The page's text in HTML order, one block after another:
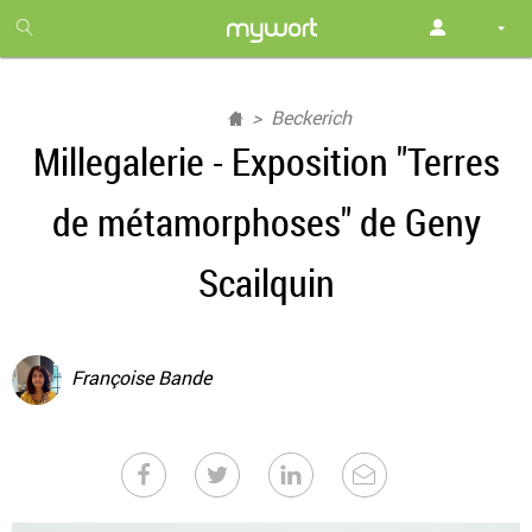
month
free
Beckerich
Millegalerie - Exposition "Terres
de métamorphoses" de Geny
Scailquin
Françoise Bande